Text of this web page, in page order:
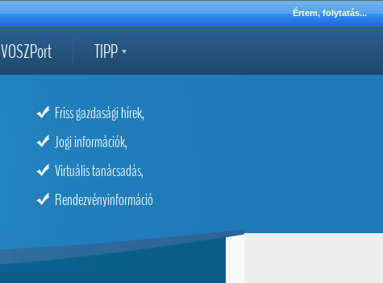
Értem, folytatás...
VOSZPort TIPP
Friss gazdasági hírek,
Jogi információk,
Virtuális tanácsadás,
Rendezvényinformáció